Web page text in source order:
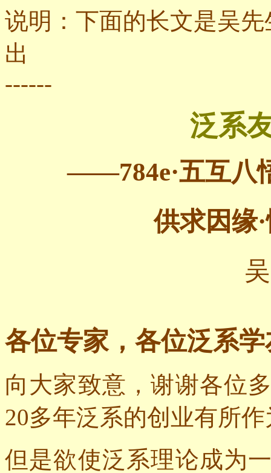
说明：下面的长文是吴
出
------
泛系
——784e·五互八
供求因缘
各位专家，各位泛系
向大家致意，谢谢各位
20多年泛系的创业有所
但是欲使泛系理论成为